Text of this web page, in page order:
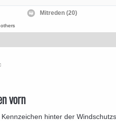
Mitreden (20)
vorn
hinter der